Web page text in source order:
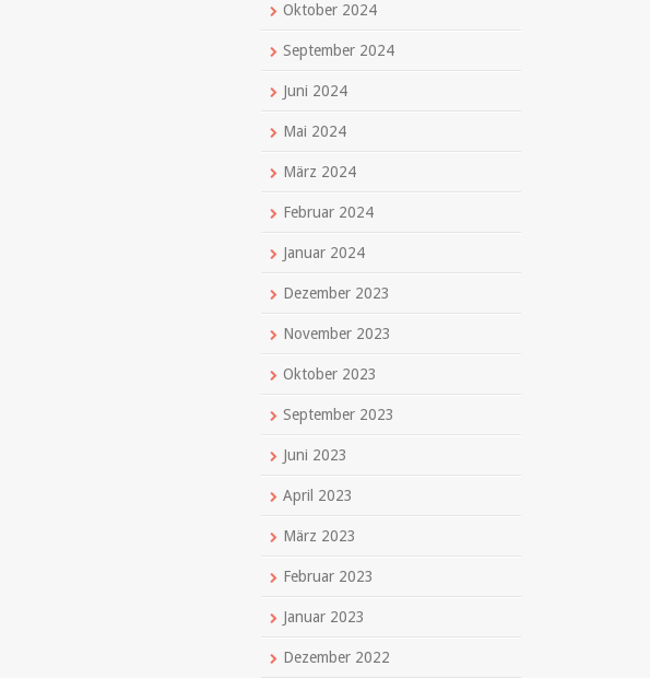
Oktober 2024
September 2024
Juni 2024
Mai 2024
März 2024
Februar 2024
Januar 2024
Dezember 2023
November 2023
Oktober 2023
September 2023
Juni 2023
April 2023
März 2023
Februar 2023
Januar 2023
Dezember 2022